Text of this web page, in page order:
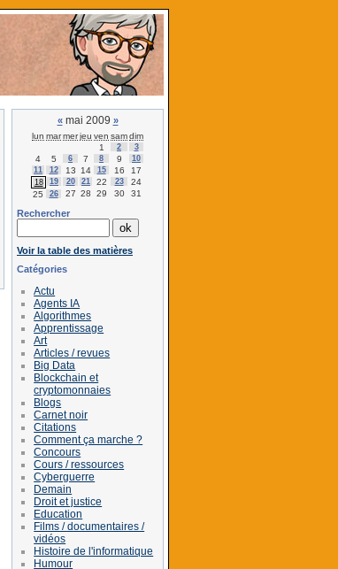
«mai 2009 »
lun marmerjeu ven samdim
1
2 3
4 5 6 7 8 9
10
11
12 13 14 15 16 17
18 19 20 21 22 23
24
25
26 27 28 29 30 31
Rechercher
Voir la table des matières
Catégories
Actu
Agents IA
Algorithmes
Apprentissage
Art
Articles / revues
Big Data
Blockchain et
cryptomonnaies
Blogs
Carnet noir
Citations
Comment ça marche ?
Concours
Cours / ressources
Cyberguerre
Demain
Droit et justice
Education
Films / documentaires /
vidéos
Histoire de l'informatique
Humour